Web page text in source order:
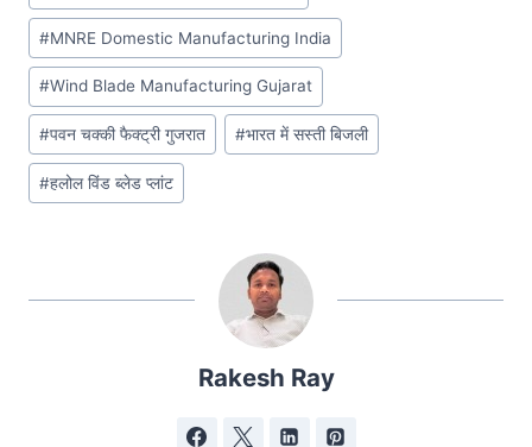
#MNRE Domestic Manufacturing India
#Wind Blade Manufacturing Gujarat
#पवन चक्की फैक्ट्री गुजरात #भारत में सस्ती बिजली
#हलोल विंड ब्लेड प्लांट
Rakesh Ray